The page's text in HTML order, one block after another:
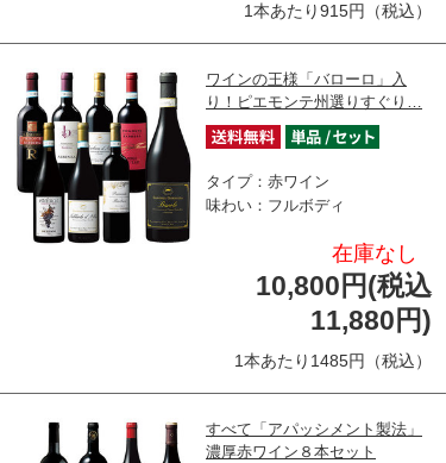
1本あたり915円（税込）
ワインの王様「バローロ」入
り！ピエモンテ州選りすぐり…
タイプ：赤ワイン
味わい：フルボディ
在庫なし
10,800円(税込
11,880円)
1本あたり1485円（税込）
すべて「アパッシメント製法」
濃厚赤ワイン８本セット